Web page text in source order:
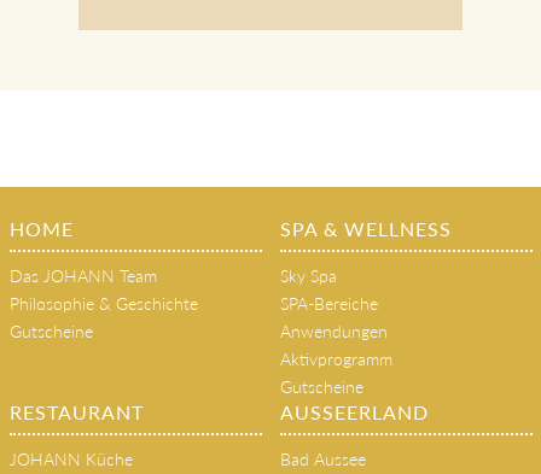
HOME
Das JOHANN Team
Philosophie & Geschichte
Gutscheine
SPA & WELLNESS
Sky Spa
SPA-Bereiche
Anwendungen
Aktivprogramm
Gutscheine
RESTAURANT
JOHANN Küche
AUSSEERLAND
Bad Aussee